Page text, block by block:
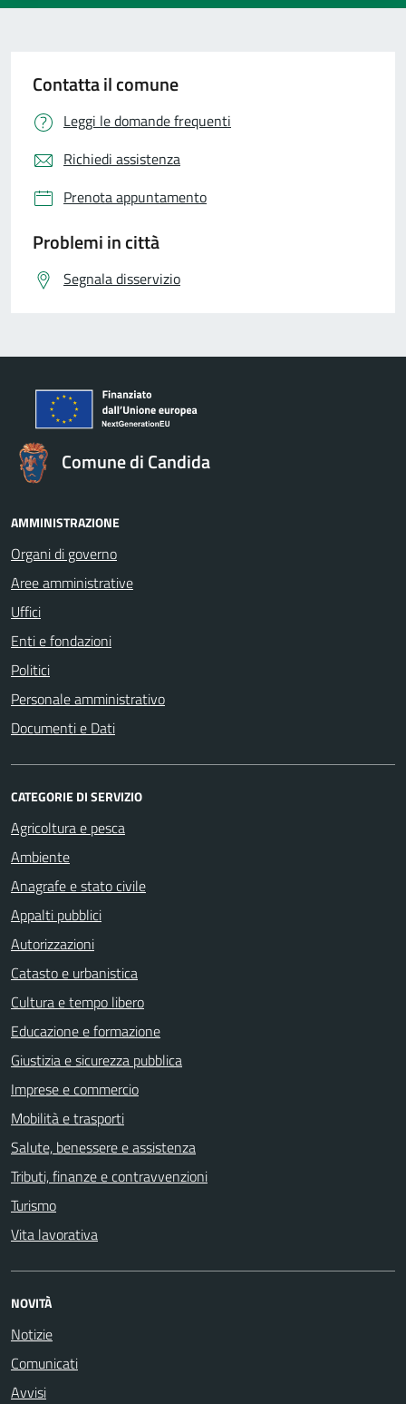
Contatta il comune
Leggi le domande frequenti
Richiedi assistenza
Prenota appuntamento
Problemi in città
Segnala disservizio
Comune di Candida
AMMINISTRAZIONE
Organi di governo
Aree amministrative
Uffici
Enti e fondazioni
Politici
Personale amministrativo
Documenti e Dati
CATEGORIE DI SERVIZIO
Agricoltura e pesca
Ambiente
Anagrafe e stato civile
Appalti pubblici
Autorizzazioni
Catasto e urbanistica
Cultura e tempo libero
Educazione e formazione
Giustizia e sicurezza pubblica
Imprese e commercio
Mobilità e trasporti
Salute, benessere e assistenza
Tributi, finanze e contravvenzioni
Turismo
Vita lavorativa
NOVITÀ
Notizie
Comunicati
Avvisi